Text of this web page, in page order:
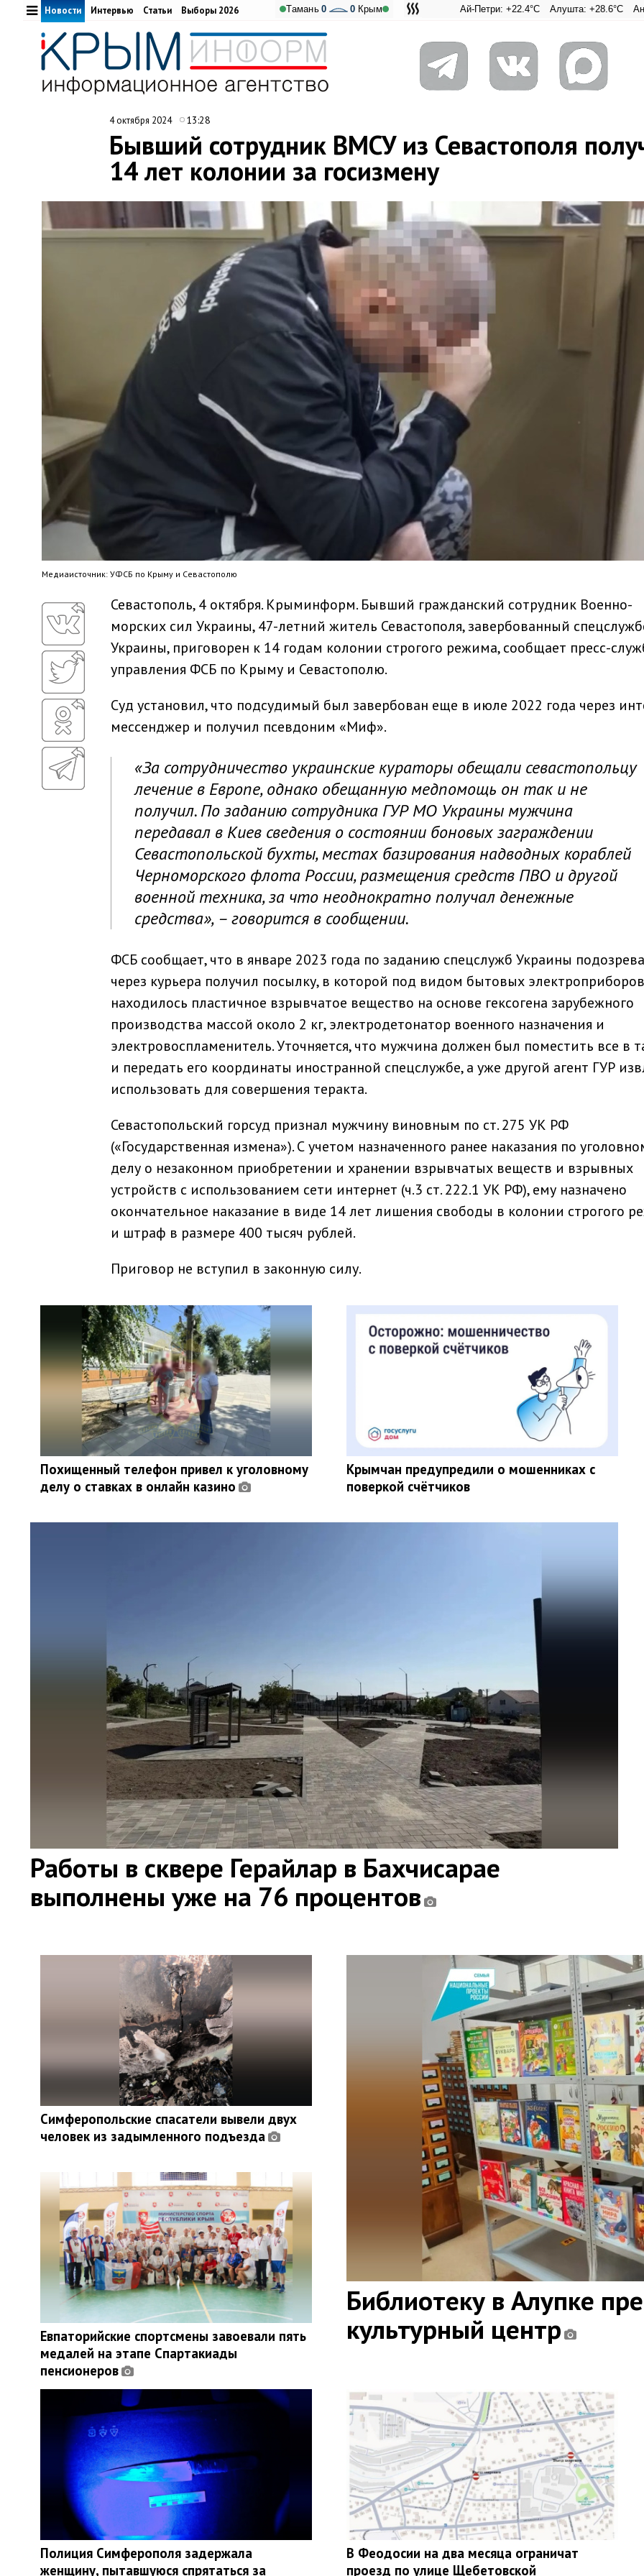
Ай-Петри: +22.4°C Алушта: +28.6°C Ангарский
Тамань 0 0 Крым
Новости Интервью Статьи Выборы 2026
4 октября 2024 13:28
Бывший сотрудник ВМСУ из Севастополя
14 лет колонии за госизмену
Медиaисточник: УФСБ по Крыму и Севастополю
Севастополь, 4 октября. Крыминформ. Бывший гражданский сотрудник Военно-
морских сил Украины, 47-летний житель Севастополя, завербованный
Украины, приговорен к 14 годам колонии строгого режима, сообщает пресс-
управления ФСБ по Крыму и Севастополю.
Суд установил, что подсудимый был завербован еще в июле 2022 года через
мессенджер и получил псевдоним «Миф».
«За сотрудничество украинские кураторы обещали севастопольцу
лечение в Европе, однако обещанную медпомощь он так и не
получил. По заданию сотрудника ГУР МО Украины мужчина
передавал в Киев сведения о состоянии боновых заграждении
Севастопольской бухты, местах базирования надводных кораблей
Черноморского флота России, размещения средств ПВО и другой
военной техника, за что неоднократно получал денежные
средства», – говорится в сообщении.
ФСБ сообщает, что в январе 2023 года по заданию спецслужб Украины
через курьера получил посылку, в которой под видом бытовых электроприборов
находилось пластичное взрывчатое вещество на основе гексогена зарубежного
производства массой около 2 кг, электродетонатор военного назначения и
электровоспламенитель. Уточняется, что мужчина должен был поместить все в
и передать его координаты иностранной спецслужбе, а уже другой агент ГУР
использовать для совершения теракта.
Севастопольский горсуд признал мужчину виновным по ст. 275 УК РФ
(«Государственная измена»). С учетом назначенного ранее наказания по
делу о незаконном приобретении и хранении взрывчатых веществ и взрывных
устройств с использованием сети интернет (ч.3 ст. 222.1 УК РФ), ему назначено
окончательное наказание в виде 14 лет лишения свободы в колонии строгого
и штраф в размере 400 тысяч рублей.
Приговор не вступил в законную силу.
Похищенный телефон привел к уголовному
делу о ставках в онлайн казино
Крымчан предупредили о мошенниках с
поверкой счётчиков
Работы в сквере Герайлар в Бахчисарае
выполнены уже на 76 процентов
Библиотеку в Алупке
культурный центр
Симферопольские спасатели вывели двух
человек из задымленного подъезда
Евпаторийские спортсмены завоевали пять
медалей на этапе Спартакиады
пенсионеров
Полиция Симферополя задержала
женщину, пытавшуюся спрятаться за
В Феодосии на два месяца ограничат
проезд по улице Щебетовской